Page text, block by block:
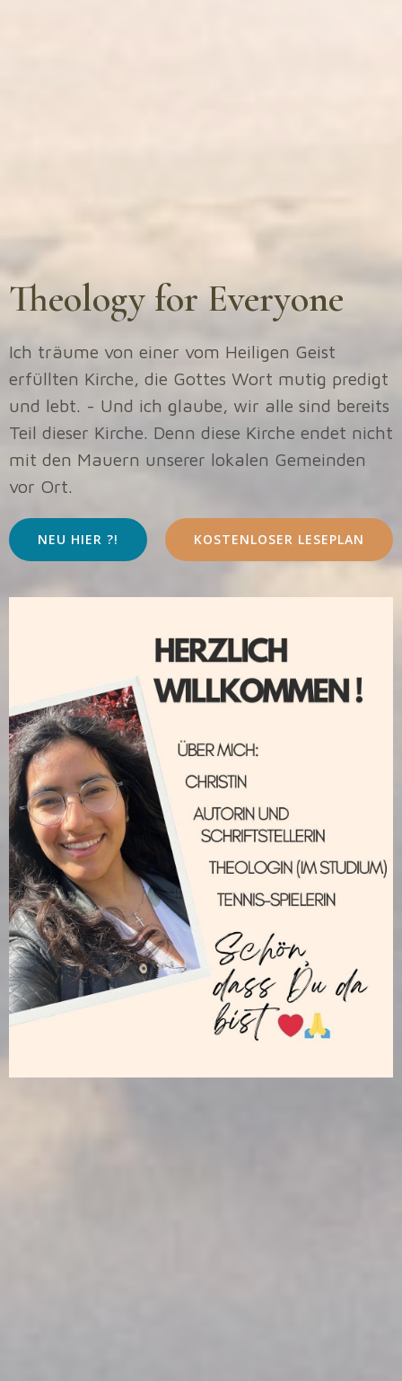
Theology for Everyone
Ich träume von einer vom Heiligen Geist
erfüllten Kirche, die Gottes Wort mutig predigt
und lebt. - Und ich glaube, wir alle sind bereits
Teil dieser Kirche. Denn diese Kirche endet nicht
mit den Mauern unserer lokalen Gemeinden
vor Ort.
NEU HIER ?! KOSTENLOSER LESEPLAN